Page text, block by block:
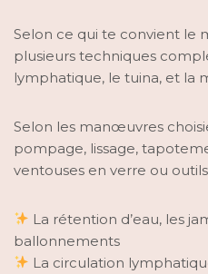
Selon ce qui te convient le
plusieurs techniques
lymphatique, le tuina, et la
Selon les manœuvres
pompage, lissage,
ventouses en verre ou
La rétention d’eau, les
ballonnements
La circulation